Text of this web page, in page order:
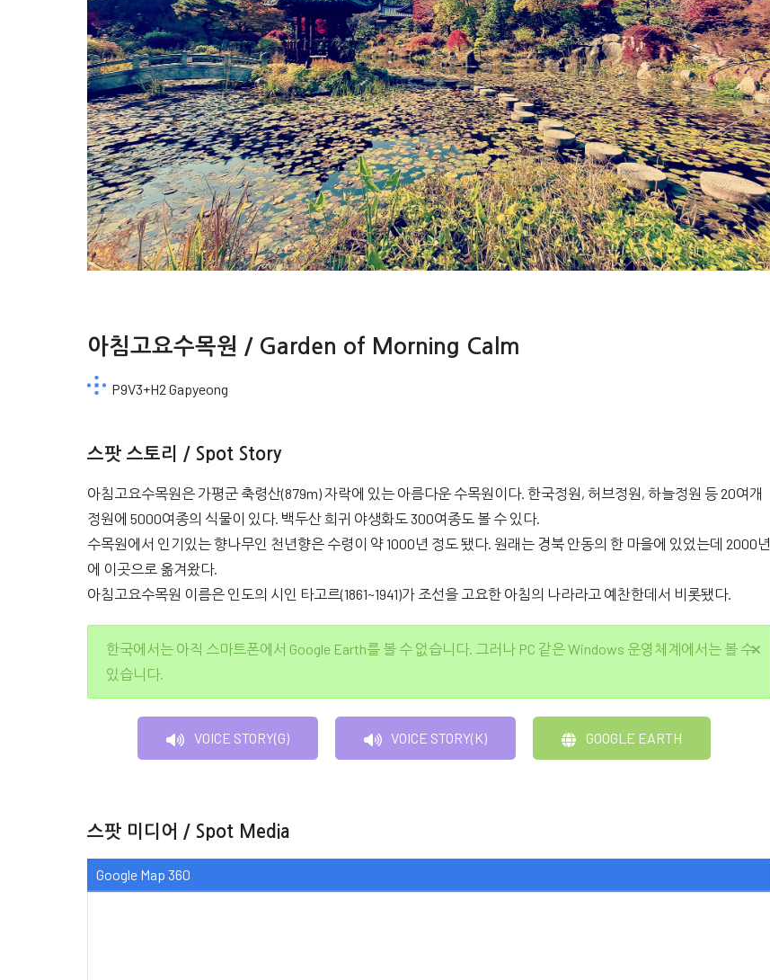
아침고요수목원 / Garden of Morning Calm
P9V3+H2 Gapyeong
스팟 스토리 / Spot Story
아침고요수목원은 가평군 축령산(879m) 자락에 있는 아름다운 수목원이다. 한국정원, 허브정원, 하늘정원 등 20여개
정원에 5000여종의 식물이 있다. 백두산 희귀 야생화도 300여종도 볼 수 있다.
수목원에서 인기있는 향나무인 천년향은 수령이 약 1000년 정도 됐다. 원래는 경북 안동의 한 마을에 있었는데 2000년
에 이곳으로 옮겨왔다.
아침고요수목원 이름은 인도의 시인 타고르(1861~1941)가 조선을 고요한 아침의 나라라고 예찬한데서 비롯됐다.
한국에서는 아직 스마트폰에서 Google Earth를 볼 수 없습니다. 그러나 PC 같은 Windows 운영체계에서는 볼 수
있습니다.
VOICE STORY(G) VOICE STORY(K) GOOGLE EARTH
스팟 미디어 / Spot Media
Google Map 360